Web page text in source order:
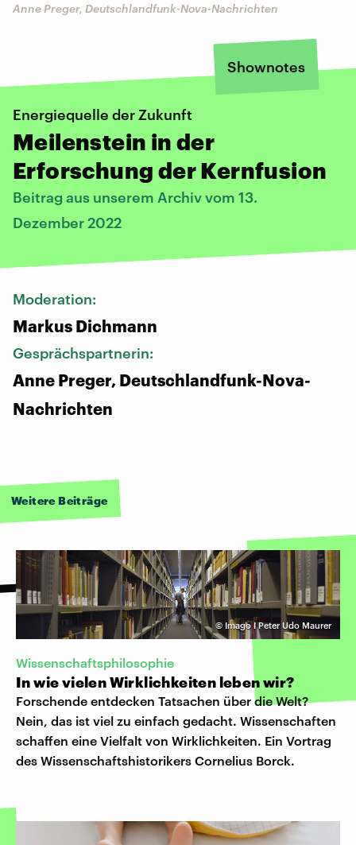
Anne Preger, Deutschlandfunk-Nova-Nachrichten
Shownotes
Energiequelle der Zukunft
Meilenstein in der
Erforschung der Kernfusion
Beitrag aus unserem Archiv vom 13.
Dezember 2022
Moderation:
Markus Dichmann
Gesprächspartnerin:
Anne Preger, Deutschlandfunk-Nova-
Nachrichten
Weitere Beiträge
© Imago I Peter Udo Maurer
Wissenschaftsphilosophie
In wie vielen Wirklichkeiten leben wir?
Forschende entdecken Tatsachen über die Welt?
Nein, das ist viel zu einfach gedacht. Wissenschaften
schaffen eine Vielfalt von Wirklichkeiten. Ein Vortrag
des Wissenschaftshistorikers Cornelius Borck.